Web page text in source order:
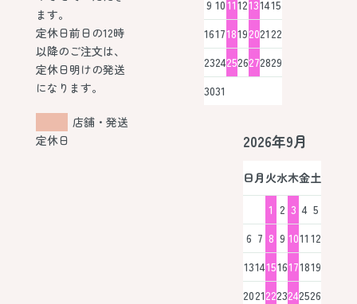
ます。
定休日前日の12時
以降のご注文は、
定休日明けの発送
になります。
店舗・発送
定休日
9 101112131415
16171819202122
23242526272829
3031
2026年9月
日月 火水木金土
1 2 3 4 5
6 7 8 9 1011 12
13141516171819
20212223242526